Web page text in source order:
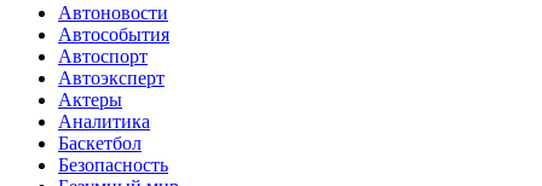
Автоновости
Автособытия
Автоспорт
Автоэксперт
Актеры
Аналитика
Баскетбол
Безопасность